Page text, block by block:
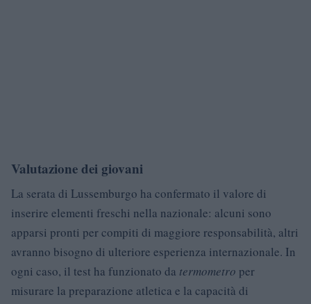
Valutazione dei giovani
La serata di Lussemburgo ha confermato il valore di
inserire elementi freschi nella nazionale: alcuni sono
apparsi pronti per compiti di maggiore responsabilità, altri
avranno bisogno di ulteriore esperienza internazionale. In
ogni caso, il test ha funzionato da termometro per
misurare la preparazione atletica e la capacità di